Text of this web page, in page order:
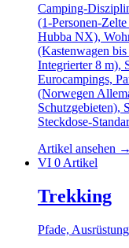
Camping-
(1-Personen-
Hubba NX),
(Kastenwagen
Integrierter 8 m),
Eurocampings,
(Norwegen
Schutzgebieten),
Steckdose-
Artikel ansehen →
VI 0 Artikel
Trekking
Pfade, Ausrüstung